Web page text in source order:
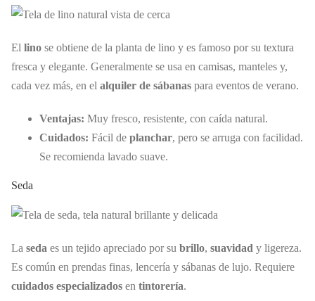
El lino se obtiene de la planta de lino y es famoso por su textura
fresca y elegante. Generalmente se usa en camisas, manteles y,
cada vez más, en el alquiler de sábanas para eventos de verano.
Ventajas: Muy fresco, resistente, con caída natural.
Cuidados: Fácil de planchar, pero se arruga con facilidad.
Se recomienda lavado suave.
Seda
La seda es un tejido apreciado por su brillo, suavidad y ligereza.
Es común en prendas finas, lencería y sábanas de lujo. Requiere
cuidados especializados en tintorería.